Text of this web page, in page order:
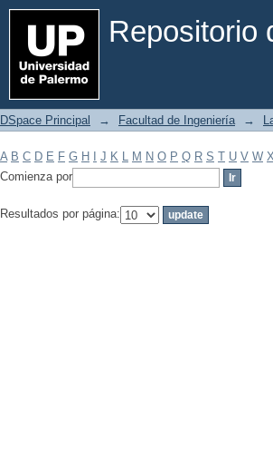
Repositorio
Filtrar por: Materia
DSpace Principal → Facultad de Ingeniería →
A B C D E F G H J K L M N O P Q R S T U V W X
Comienza por
Resultados por página: